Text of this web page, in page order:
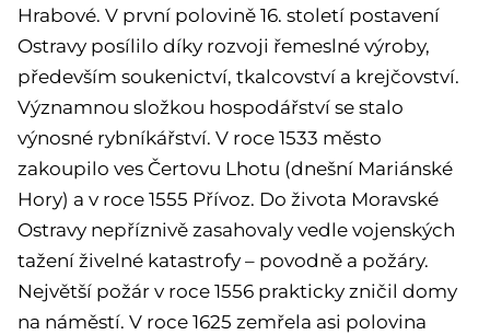
Hrabové. V první polovině 16. století postavení
Ostravy posílilo díky rozvoji řemeslné výroby,
především soukenictví, tkalcovství a krejčovství.
Významnou složkou hospodářství se stalo
výnosné rybníkářství. V roce 1533 město
zakoupilo ves Čertovu Lhotu (dnešní Mariánské
Hory) a v roce 1555 Přívoz. Do života Moravské
Ostravy nepříznivě zasahovaly vedle vojenských
tažení živelné katastrofy – povodně a požáry.
Největší požár v roce 1556 prakticky zničil domy
na náměstí. V roce 1625 zemřela asi polovina